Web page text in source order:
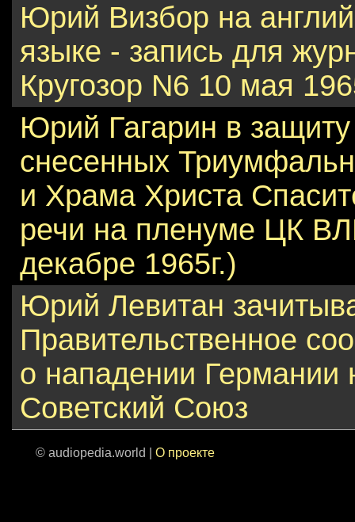
Юрий Визбор на
языке - запись для
Кругозор N6 10 мая
Юрий Гагарин в защиту
снесенных
и Храма Христа
речи на пленуме ЦК
декабре 1965г.)
Юрий Левитан
Правительственное
о нападении Германии
Советский Союз
© audiopedia.world | О проекте